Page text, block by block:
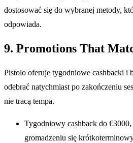
dostosować się do wybranej metody,
odpowiada.
9. Promotions That
Pistolo oferuje tygodniowe cashbacki i
odebrać natychmiast po zakończeniu
nie tracą tempa.
Tygodniowy cashback do
gromadzeniu się